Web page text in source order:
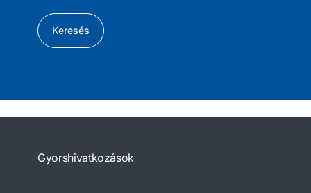
Keresés
Gyorshivatkozások